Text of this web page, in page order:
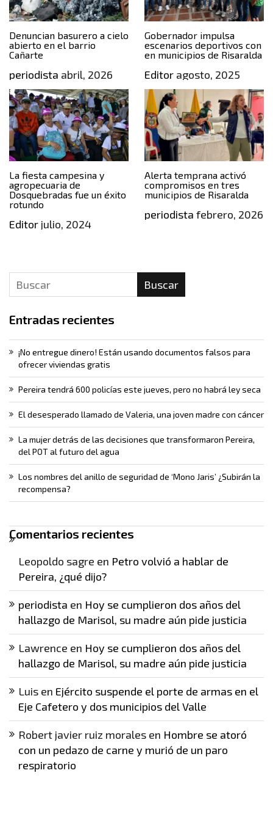
Denuncian basurero a cielo
abierto en el barrio
Cañarte
periodista abril, 2026
Gobernador impulsa
escenarios deportivos con
en municipios de Risaralda
Editoragosto, 2025
La fiesta campesina y
agropecuaria de
Dosquebradas fue un éxito
rotundo
Editor julio, 2024
Alerta temprana activó
compromisos en tres
municipios de Risaralda
periodista febrero, 2026
Buscar
Entradas recientes
¡No entregue dinero! Están usando documentos falsos para
ofrecer viviendas gratis
Pereira tendrá 600 policías este jueves, pero no habrá ley seca
El desesperado llamado de Valeria, una joven madre con cáncer
La mujer detrás de las decisiones que transformaron Pereira,
del POT al futuro del agua
Los nombres del anillo de seguridad de ‘Mono Jaris’ ¿Subirán la
recompensa?
Comentarios recientes
Leopoldo sagre en Petro volvió a hablar de
Pereira, ¿qué dijo?
periodista en Hoy se cumplieron dos años del
hallazgo de Marisol, su madre aún pide justicia
Lawrence en Hoy se cumplieron dos años del
hallazgo de Marisol, su madre aún pide justicia
Luis en Ejército suspende el porte de armas en el
Eje Cafetero y dos municipios del Valle
Robert javier ruiz morales en Hombre se atoró
con un pedazo de carne y murió de un paro
respiratorio